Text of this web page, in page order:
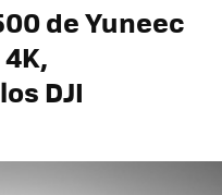
de Yuneec
DJI